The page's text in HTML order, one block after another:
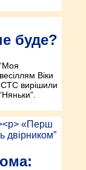
буде?
Віки
СТС вирішили